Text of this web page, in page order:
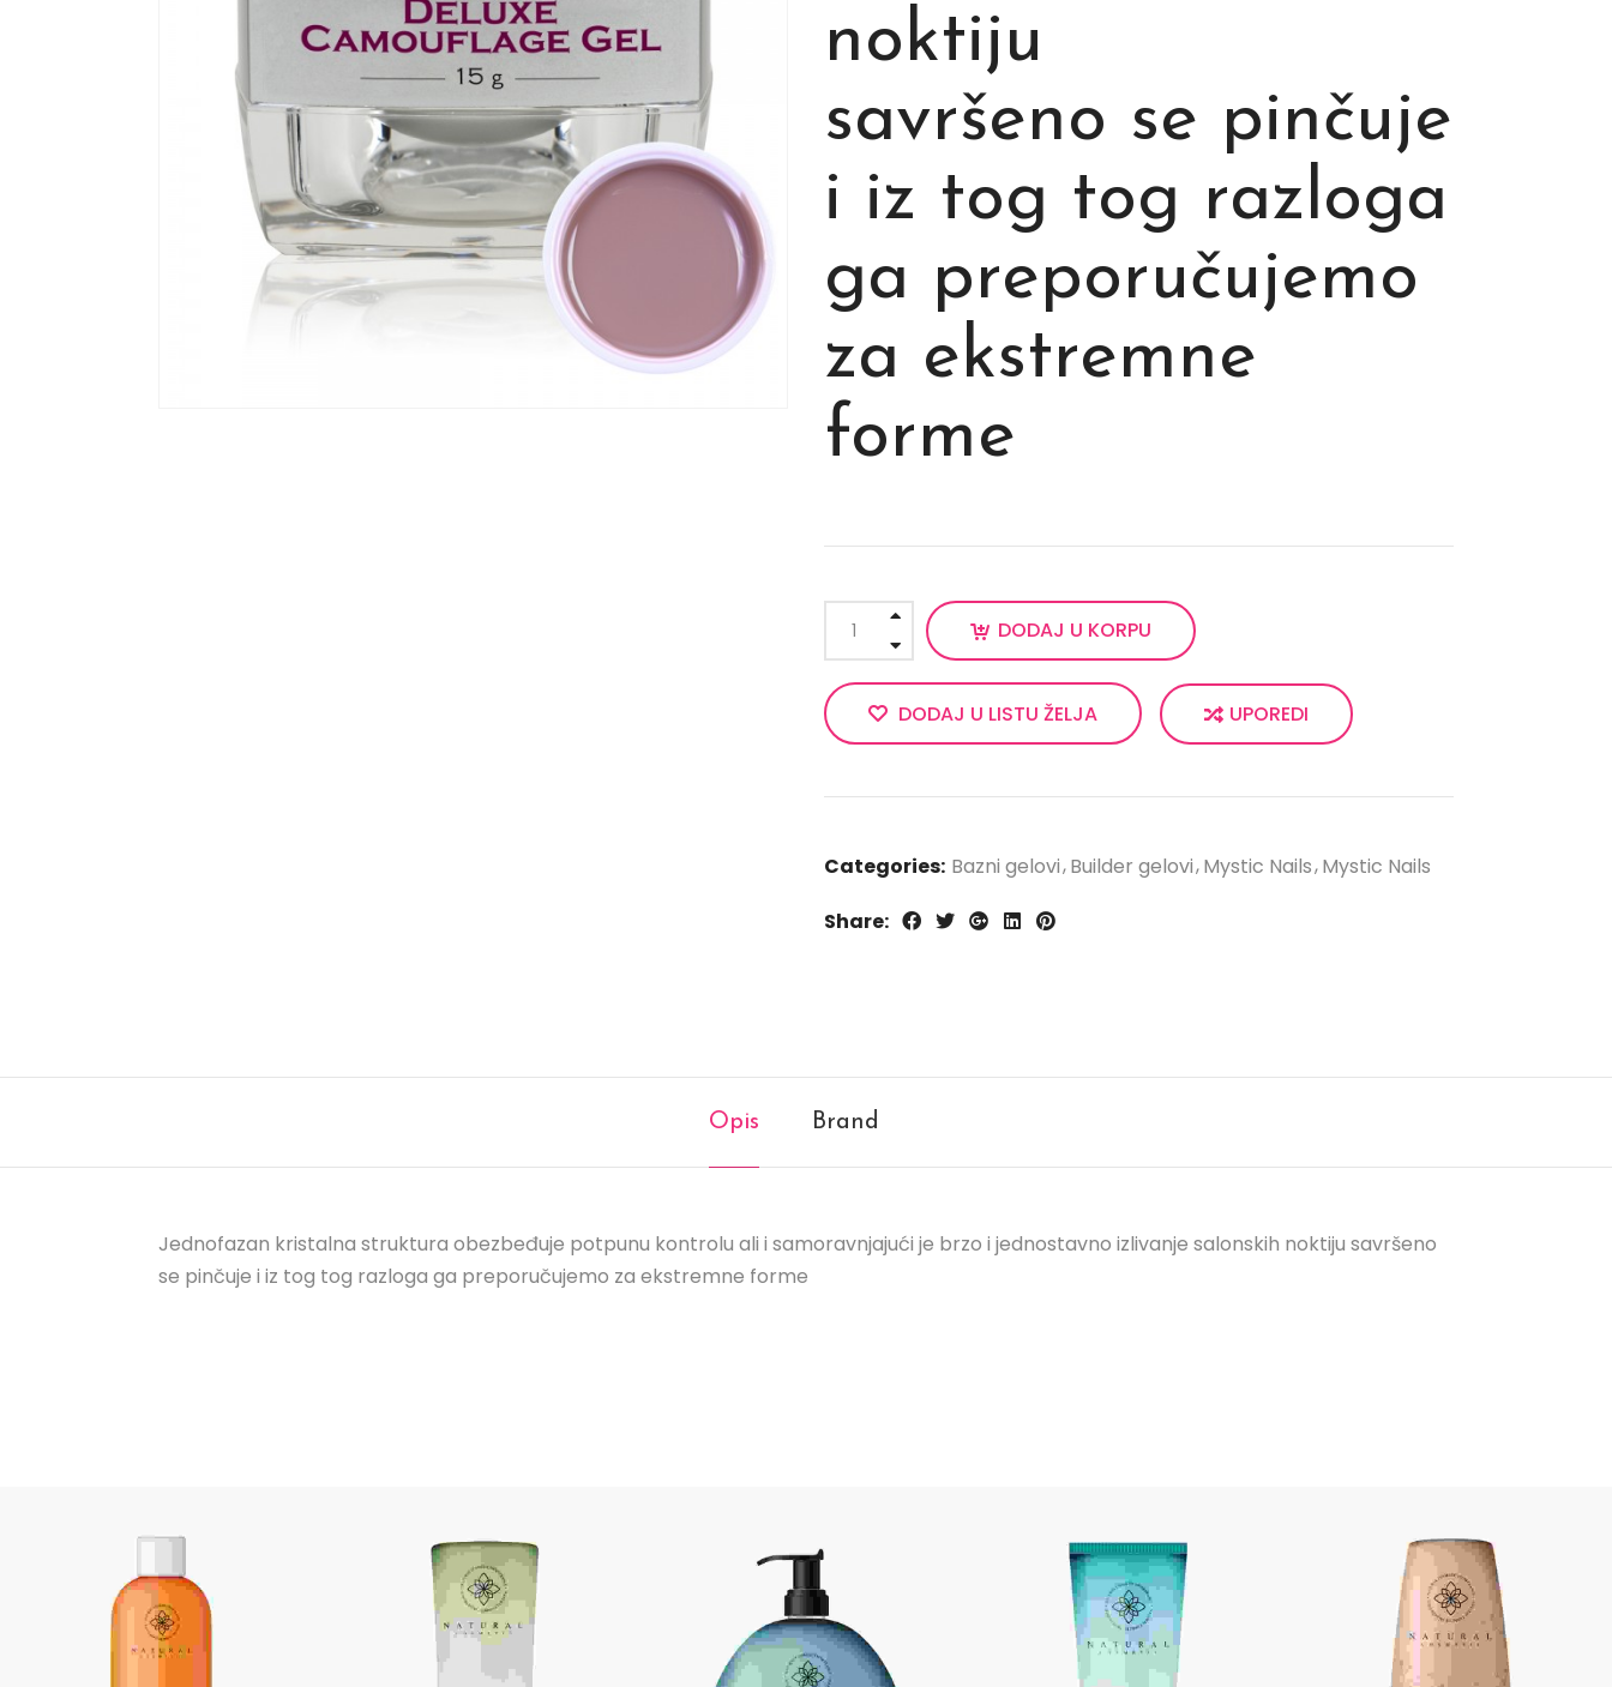
noktiju
savršeno se pinčuje
i iz tog tog razloga
ga preporučujemo
za ekstremne
forme
DODAJ U KORPU
DODAJ U LISTU ŽELJA UPOREDI
Categories: Bazni gelovi Builder gelovi Mystic Nails Mystic Nails
Share:
Opis Brand
Jednofazan kristalna struktura obezbeđuje potpunu kontrolu ali i samoravnjajući je brzo i jednostavno izlivanje salonskih noktiju savršeno
se pinčuje i iz tog tog razloga ga preporučujemo za ekstremne forme